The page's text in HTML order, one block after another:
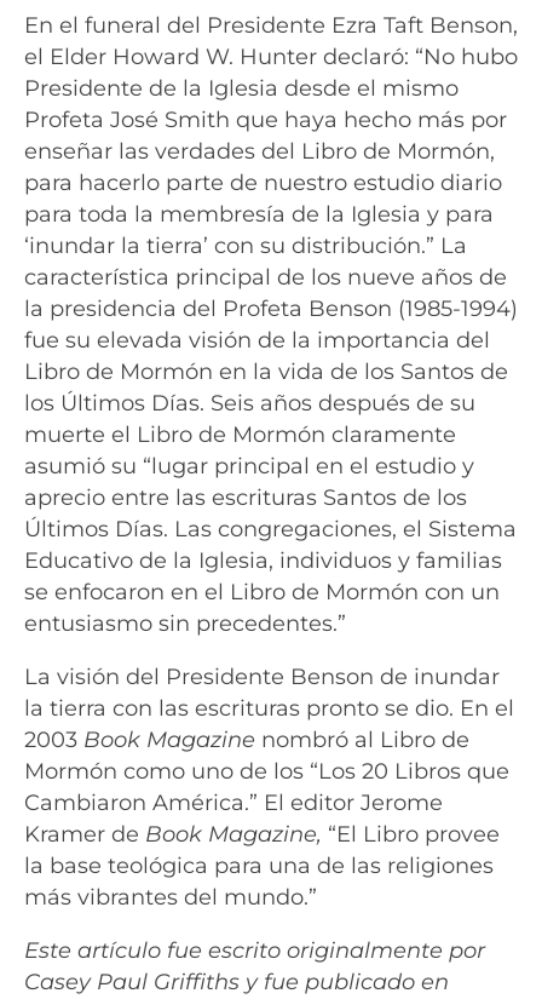
En el funeral del Presidente Ezra Taft Benson,
el Elder Howard W. Hunter declaró: “No hubo
Presidente de la Iglesia desde el mismo
Profeta José Smith que haya hecho más por
enseñar las verdades del Libro de Mormón,
para hacerlo parte de nuestro estudio diario
para toda la membresía de la Iglesia y para
‘inundar la tierra’ con su distribución.” La
característica principal de los nueve años de
la presidencia del Profeta Benson (1985-1994)
fue su elevada visión de la importancia del
Libro de Mormón en la vida de los Santos de
los Últimos Días. Seis años después de su
muerte el Libro de Mormón claramente
asumió su “lugar principal en el estudio y
aprecio entre las escrituras Santos de los
Últimos Días. Las congregaciones, el Sistema
Educativo de la Iglesia, individuos y familias
se enfocaron en el Libro de Mormón con un
entusiasmo sin precedentes.”
La visión del Presidente Benson de inundar
la tierra con las escrituras pronto se dio. En el
2003 Book Magazine nombró al Libro de
Mormón como uno de los “Los 20 Libros que
Cambiaron América.” El editor Jerome
Kramer de Book Magazine, “El Libro provee
la base teológica para una de las religiones
más vibrantes del mundo.”
Este artículo fue escrito originalmente por
Casey Paul Griffiths y fue publicado en